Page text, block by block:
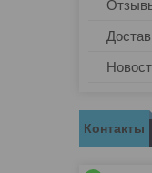
Контакты